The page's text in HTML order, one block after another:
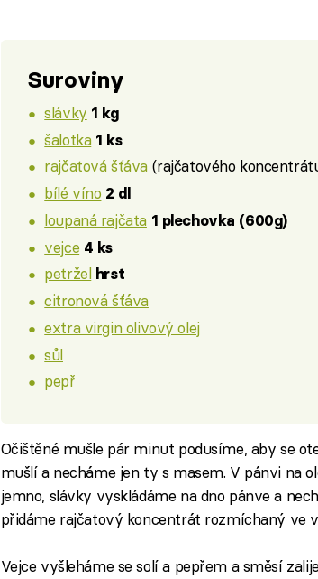
Suroviny
slávky 1 kg
šalotka 1 ks
rajčatová šťáva(rajčatového
bílé víno 2 dl
loupaná rajčata 1 plechovka (600g)
vejce 4 ks
petržel hrst
citronová šťáva
extra virgin olivový olej
sůl
pepř
Očištěné mušle pár minut podusíme, aby se
mušlí a necháme jen ty s masem. V pánvi na
jemno, slávky vyskládáme na dno pánve a
přidáme rajčatový koncentrát rozmíchaný ve
Vejce vyšleháme se solí a pepřem a směsí